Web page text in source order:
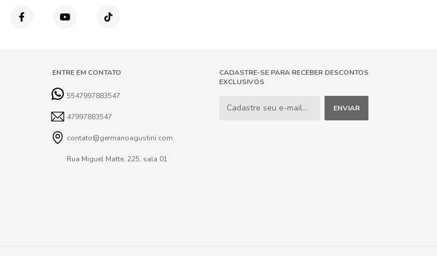
ENTRE EM CONTATO
5547997883547
47997883547
contato@germanoagustini.com
Rua Miguel Matte, 225, sala 01
CADASTRE-SE PARA RECEBER DESCONTOS
EXCLUSIVOS